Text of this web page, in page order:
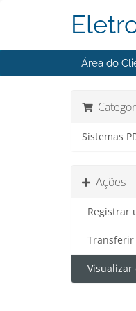
Área do
Sistemas
Ações
Registrar